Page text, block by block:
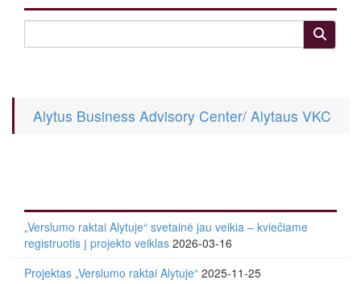
Alytus Business Advisory Center/ Alytaus VKC
„Verslumo raktai Alytuje“ svetainė jau veikia – kviečiame
registruotis į projekto veiklas 2026-03-16
Projektas „Verslumo raktai Alytuje“ 2025-11-25